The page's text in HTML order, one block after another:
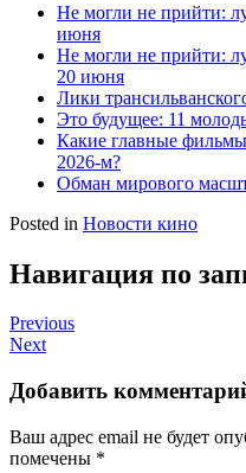
Не могли не прийти:
июня
Не могли не прийти:
20 июня
Лики
Это будущее: 11
Какие главные
2026-м?
Обман мирового
Posted in Новости кино
Навигация по
Previous
Next
Добавить
Ваш адрес email не будет
помечены *